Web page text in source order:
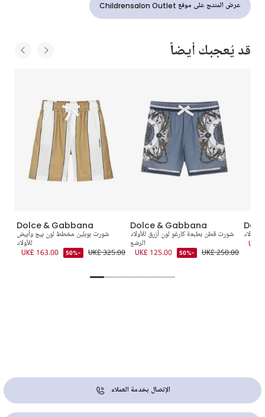
عرض المنتج على موقع Childrensalon Outlet
قد يُعجبك أيضاً
Dolce & Gabbana
شورت بوبلين مخطط لون بيج وأبيض
للأولاد
UK£ 325.00
-50%
UK£ 163.00
Dolce & Gabbana
شورت قطن بطبعة كارغو لون أزرق للأولاد
الرضع
UK£ 250.00
-50%
UK£ 125.00
UK£
الإتصال بخدمة العملاء